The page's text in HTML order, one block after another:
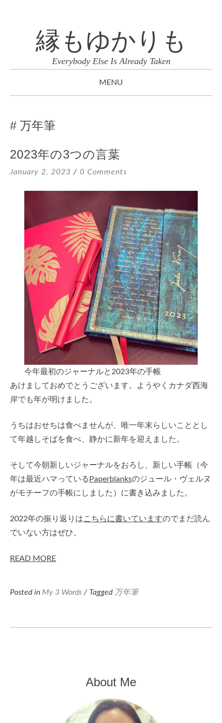
縁もゆかりも
Everybody Else Is Already Taken
MENU
TO
CONTENT
万年筆
2023年の3つの言葉
January 2, 2023 0 Comments
今年最初のジャーナルと2023年の手帳
あけましておめでとうございます。ようやくカナダ西海
岸でも年が明けました。
うちはおせちは食べませんが、唯一年末らしいこととし
て年越しそばを食べ、静かに新年を迎えました。
そして今朝新しいジャーナルをおろし、新しい手帳（今
年は最近ハマっている Paperblanksのジュール・ヴェルヌ
がモチーフの手帳にしました）に書き込みました。
2022年の振り返りはこちらに書いていますのでまだ読ん
でいない方はぜひ。
READ MORE
Posted in My 3 Words / Tagged 万年筆
About Me